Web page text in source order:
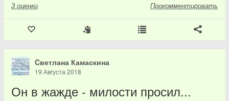
3 оценки Прокомментировать
Cветлана Камаскина
19 Августа 2018
Он в жажде - милости просил...